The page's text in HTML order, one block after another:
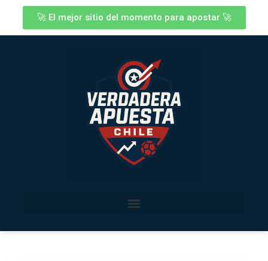
🚀 El mejor sitio del momento para apostar 🚀
Los Mejores Sitios de Apuestas Deportivas en Chile